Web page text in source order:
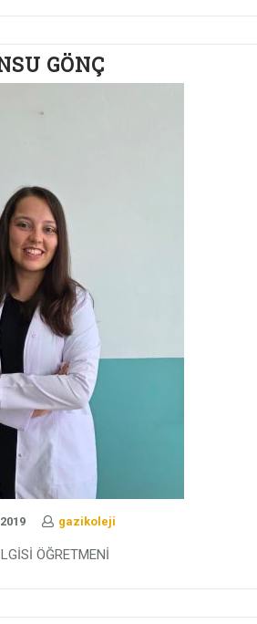
GÖNÇ
gazikoleji
ÖĞRETMENİ